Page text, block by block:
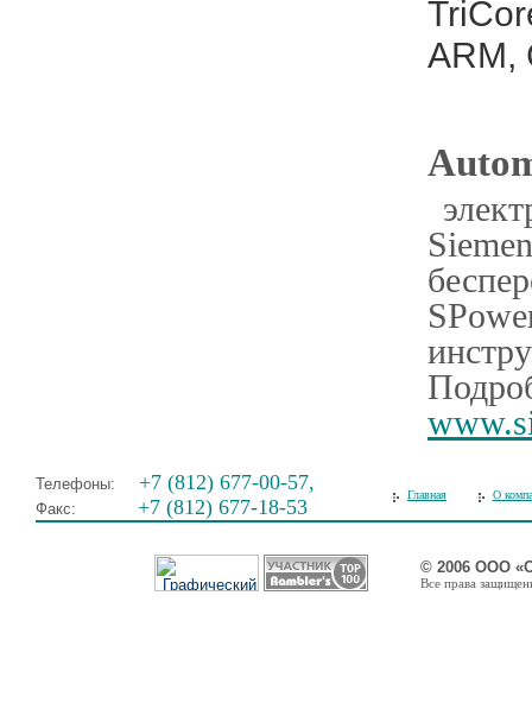
ARM,
Телефоны: +7 (812) 677-00-57,
Факс: +7 (812) 677-18-53
Главная О
© 2006 ООО
Все права